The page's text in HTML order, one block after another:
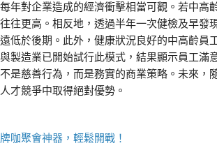
年對企業造成的經濟衝擊相當可觀。若中高
往更高。相反地，透過半年一次健檢及早發
低於後期。此外，健康狀況良好的中高齡員
製造業已開始試行此模式，結果顯示員工滿
是慈善行為，而是務實的商業策略。未來，
才競爭中取得絕對優勢。
牌咖聚會神器，輕鬆開戰！